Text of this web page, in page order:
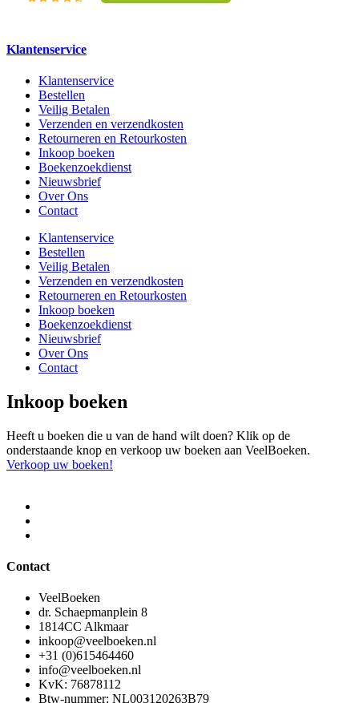
Klantenservice
Klantenservice
Bestellen
Veilig Betalen
Verzenden en verzendkosten
Retourneren en Retourkosten
Inkoop boeken
Boekenzoekdienst
Nieuwsbrief
Over Ons
Contact
Klantenservice
Bestellen
Veilig Betalen
Verzenden en verzendkosten
Retourneren en Retourkosten
Inkoop boeken
Boekenzoekdienst
Nieuwsbrief
Over Ons
Contact
Inkoop boeken
Heeft u boeken die u van de hand wilt doen? Klik op de
onderstaande knop en verkoop uw boeken aan VeelBoeken.
Verkoop uw boeken!
Contact
VeelBoeken
dr. Schaepmanplein 8
1814CC Alkmaar
inkoop@veelboeken.nl
+31 (0)615464460
info@veelboeken.nl
KvK: 76878112
Btw-nummer: NL003120263B79